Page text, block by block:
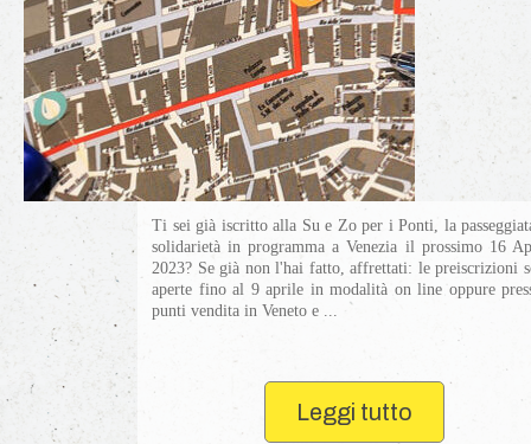
Ti sei già iscritto alla Su e Zo per i Ponti, la
solidarietà in programma a Venezia il prossimo 16
2023? Se già non l'hai fatto, affrettati: le preiscrizioni
aperte fino al 9 aprile in modalità on line oppure
punti vendita in Veneto e ...
Leggi tutto